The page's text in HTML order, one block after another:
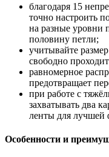
благодаря 15
точно настроить
на разные уровни
половину петли;
учитывайте
свободно
равномерное
предотвращает
при работе с
захватывать два
ленты для лучшей
Особенности и